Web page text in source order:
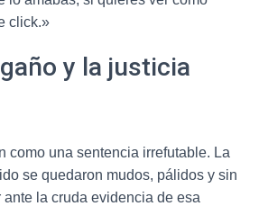
click.»
y la justicia
como una sentencia irrefutable. La
se quedaron mudos, pálidos y sin
la cruda evidencia de esa